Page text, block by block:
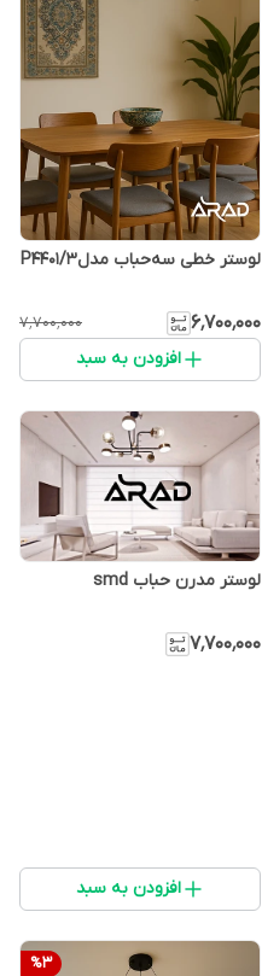
لوستر خطی سه‌حباب مدلP4401/3
۶٬۷۰۰٬۰۰۰ ۷٬۷۰۰٬۰۰۰
افزودن به سبد
لوستر مدرن حباب smd
۷٬۷۰۰٬۰۰۰
افزودن به سبد
%3